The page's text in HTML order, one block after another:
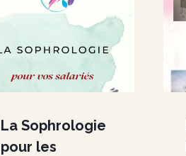
La Sophrologie
pour les